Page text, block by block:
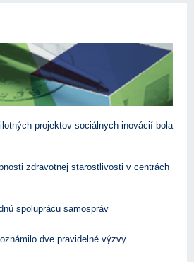
projektov sociálnych inovácií bola
zdravotnej starostlivosti v centrách
spoluprácu samospráv
dve pravidelné výzvy